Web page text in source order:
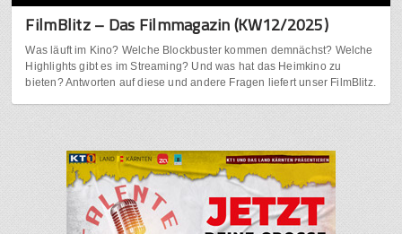
FilmBlitz – Das Filmmagazin (KW12/2025)
Was läuft im Kino? Welche Blockbuster kommen demnächst? Welche
Highlights gibt es im Streaming? Und was hat das Heimkino zu
bieten? Antworten auf diese und andere Fragen liefert unser FilmBlitz.